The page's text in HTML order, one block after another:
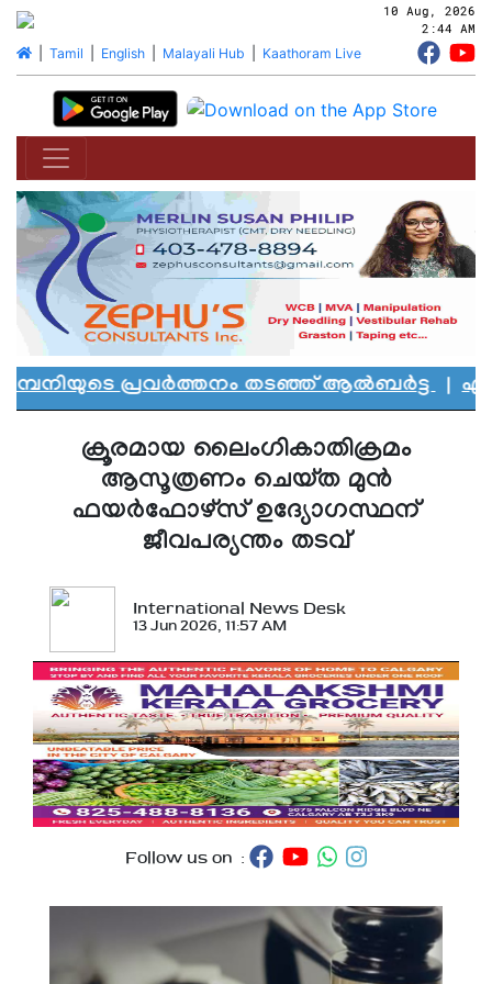
10 Aug, 2026
2:44 AM
| Tamil English| Malayali Hub Kaathoram Live
പ്രവർത്തനം തടഞ്ഞ് ആൽബർട്ട|
ക്രൂരമായ ലൈംഗികാതിക്രമം
ആസൂത്രണം ചെയ്ത മുന്‍
ഫയര്‍ഫോഴ്‌സ് ഉദ്യോഗസ്ഥന്
ജീവപര്യന്തം തടവ്
International News Desk
13 Jun 2026, 11:57 AM
Follow us on :